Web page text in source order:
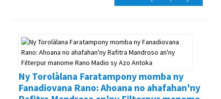
Ny Torolàlana Faratampony momba ny
Fanadiovana Rano: Ahoana no ahafahan'ny